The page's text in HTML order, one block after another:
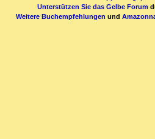
Unterstützen Sie das Gelbe Forum
Weitere Buchempfehlungen und